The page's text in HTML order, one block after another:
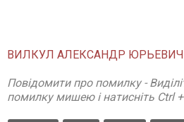
ВИЛКУЛ АЛЕКСАНДР
Повідомити про помилку -
помилку мишею і натисніть Ctrl